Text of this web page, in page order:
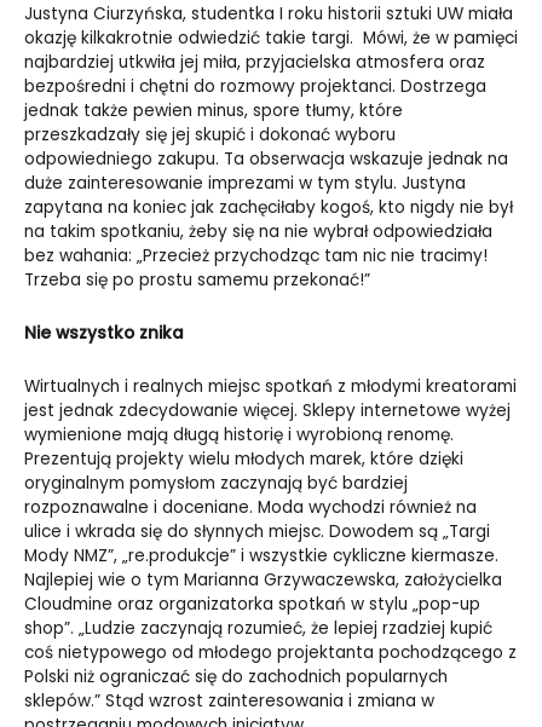
Justyna Ciurzyńska, studentka I roku historii sztuki UW miała
okazję kilkakrotnie odwiedzić takie targi. Mówi, że w pamięci
najbardziej utkwiła jej miła, przyjacielska atmosfera oraz
bezpośredni i chętni do rozmowy projektanci. Dostrzega
jednak także pewien minus, spore tłumy, które
przeszkadzały się jej skupić i dokonać wyboru
odpowiedniego zakupu. Ta obserwacja wskazuje jednak na
duże zainteresowanie imprezami w tym stylu. Justyna
zapytana na koniec jak zachęciłaby kogoś, kto nigdy nie był
na takim spotkaniu, żeby się na nie wybrał odpowiedziała
bez wahania: „Przecież przychodząc tam nic nie tracimy!
Trzeba się po prostu samemu przekonać!”
Nie wszystko znika
Wirtualnych i realnych miejsc spotkań z młodymi kreatorami
jest jednak zdecydowanie więcej. Sklepy internetowe wyżej
wymienione mają długą historię i wyrobioną renomę.
Prezentują projekty wielu młodych marek, które dzięki
oryginalnym pomysłom zaczynają być bardziej
rozpoznawalne i doceniane. Moda wychodzi również na
ulice i wkrada się do słynnych miejsc. Dowodem są „Targi
Mody NMZ”, „re.produkcje” i wszystkie cykliczne kiermasze.
Najlepiej wie o tym Marianna Grzywaczewska, założycielka
Cloudmine oraz organizatorka spotkań w stylu „pop-up
shop”. „Ludzie zaczynają rozumieć, że lepiej rzadziej kupić
coś nietypowego od młodego projektanta pochodzącego z
Polski niż ograniczać się do zachodnich popularnych
sklepów.” Stąd wzrost zainteresowania i zmiana w